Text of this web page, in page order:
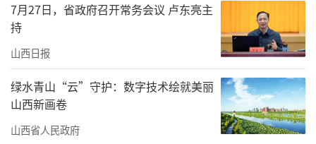
7月27日，省政府召开常务会议 卢东亮主
持
山西日报
绿水青山“云”守护：数字技术绘就美丽
山西新画卷
山西省人民政府